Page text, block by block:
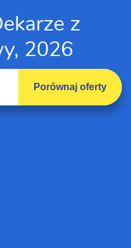
z
2026
Porównaj oferty